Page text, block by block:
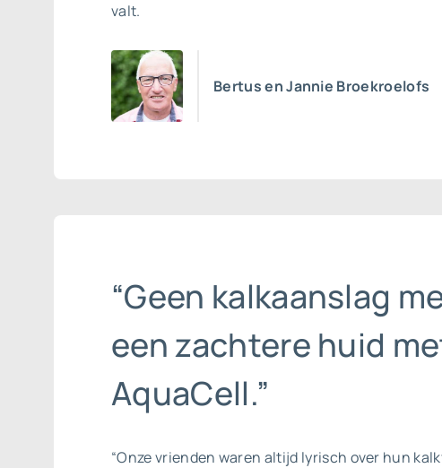
valt.
Bertus en Jannie Broekroelofs
“Geen kalkaanslag
een zachtere huid
AquaCell.”
“Onze vrienden waren altijd lyrisch over hun